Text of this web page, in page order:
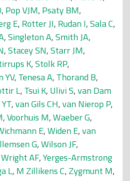
, Pop VJM, Psaty BM,
E, Rotter JI, Rudan I,Sala C,
,Singleton A,Smith JA,
,Stacey SN,Starr JM,
K,Stolk RP,
YV, Tenesa A, Thorand B,
L, Tsui K, Ulivi S,van Dam
,van Gils CH,van Nierop P,
,Voorhuis M,Waeber G,
E,Widen E,van
G,Wilson JF,
Wright AF,Yerges-Armstrong
L, M Zillikens C,Zygmunt M,